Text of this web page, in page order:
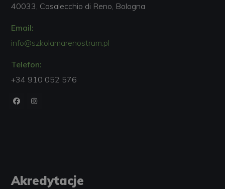
40033, Casalecchio di Reno, Bologna
Email:
info@szkolamarenostrum.pl
Telefon:
+34 910 052 576
Akredytacje